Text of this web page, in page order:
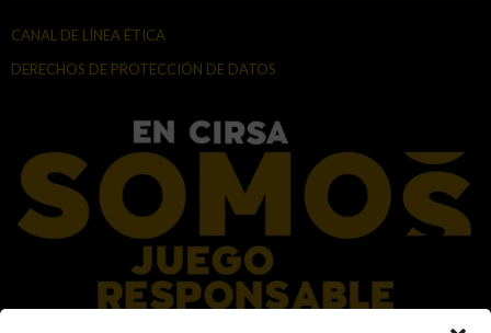
CANAL DE LÍNEA ÉTICA
DERECHOS DE PROTECCIÓN DE DATOS